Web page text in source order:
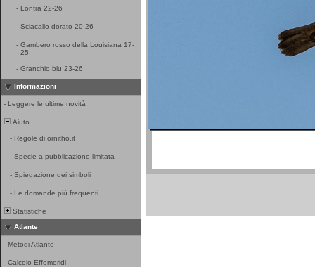
- Lontra 22-26
- Sciacallo dorato 20-26
- Gambero rosso della Louisiana 17-
25
- Granchio blu 23-26
Informazioni
- Leggere le ultime novità
Aiuto
- Regole di ornitho.it
- Specie a pubblicazione limitata
- Spiegazione dei simboli
- Le domande più frequenti
Statistiche
Atlante
- Metodi Atlante
- Calcolo Effemeridi